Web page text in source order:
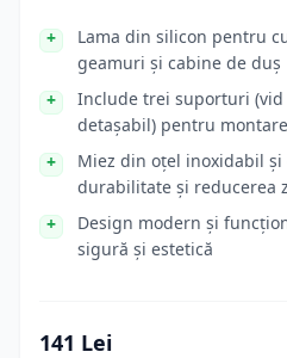
Lama din silicon pentru
geamuri și cabine de duș
Include trei suporturi
detașabil) pentru
Miez din oțel inoxidabil
durabilitate și reducerea
Design modern și
sigură și estetică
141 Lei